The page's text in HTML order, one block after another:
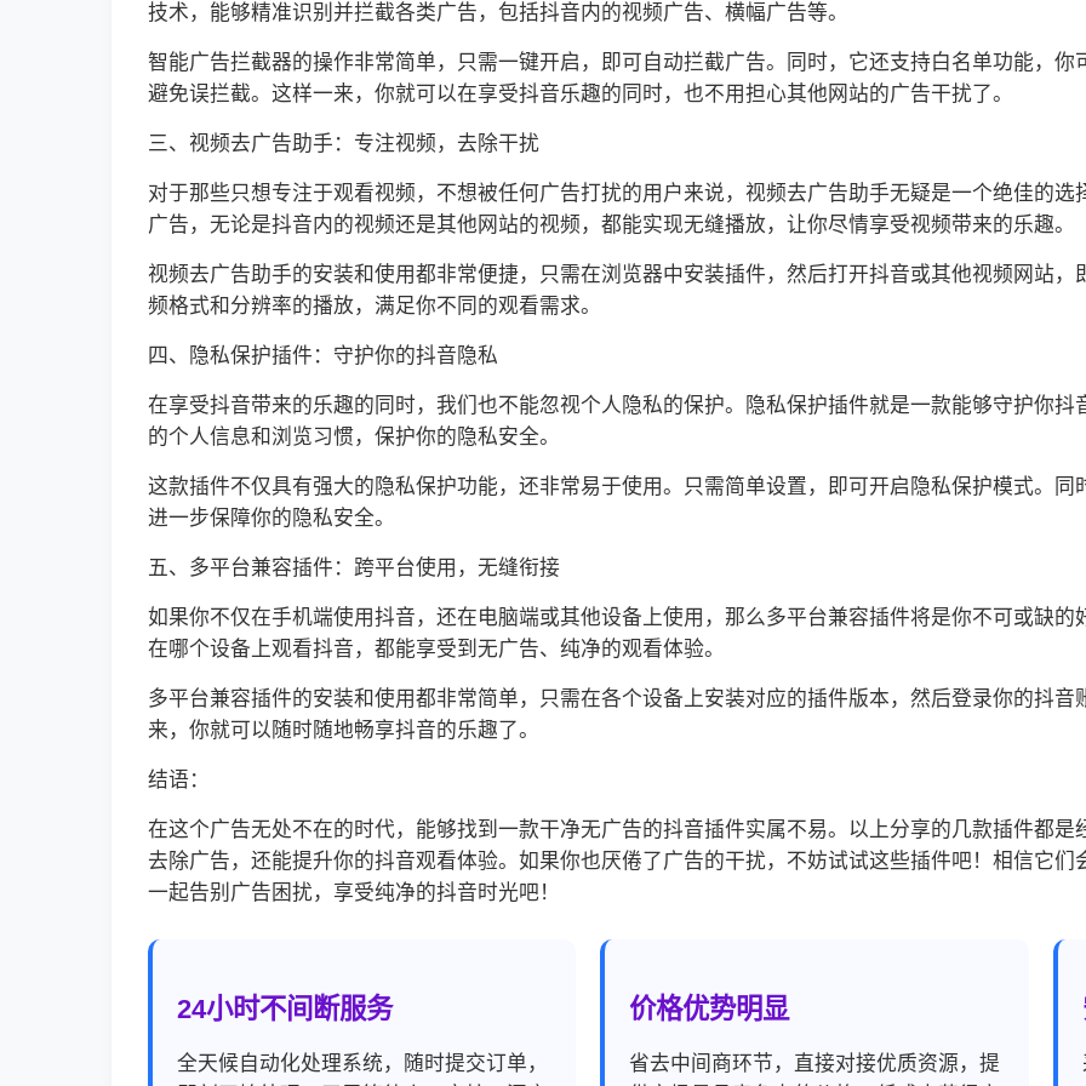
技术，能够精准识别并拦截各类广告，包括抖音内的视频广告、横幅广告等。
智能广告拦截器的操作非常简单，只需一键开启，即可自动拦截广告。同时，它还支持白名单功能，
避免误拦截。这样一来，你就可以在享受抖音乐趣的同时，也不用担心其他网站的广告干扰了。
三、视频去广告助手：专注视频，去除干扰
对于那些只想专注于观看视频，不想被任何广告打扰的用户来说，视频去广告助手无疑是一个绝佳的
广告，无论是抖音内的视频还是其他网站的视频，都能实现无缝播放，让你尽情享受视频带来的乐趣。
视频去广告助手的安装和使用都非常便捷，只需在浏览器中安装插件，然后打开抖音或其他视频网站
频格式和分辨率的播放，满足你不同的观看需求。
四、隐私保护插件：守护你的抖音隐私
在享受抖音带来的乐趣的同时，我们也不能忽视个人隐私的保护。隐私保护插件就是一款能够守护你
的个人信息和浏览习惯，保护你的隐私安全。
这款插件不仅具有强大的隐私保护功能，还非常易于使用。只需简单设置，即可开启隐私保护模式。
进一步保障你的隐私安全。
五、多平台兼容插件：跨平台使用，无缝衔接
如果你不仅在手机端使用抖音，还在电脑端或其他设备上使用，那么多平台兼容插件将是你不可或缺
在哪个设备上观看抖音，都能享受到无广告、纯净的观看体验。
多平台兼容插件的安装和使用都非常简单，只需在各个设备上安装对应的插件版本，然后登录你的抖
来，你就可以随时随地畅享抖音的乐趣了。
结语：
在这个广告无处不在的时代，能够找到一款干净无广告的抖音插件实属不易。以上分享的几款插件都
去除广告，还能提升你的抖音观看体验。如果你也厌倦了广告的干扰，不妨试试这些插件吧！相信它
一起告别广告困扰，享受纯净的抖音时光吧！
24小时不间断服务
全天候自动化处理系统，随时提交订单，
价格优势明显
省去中间商环节，直接对接优质资源，提